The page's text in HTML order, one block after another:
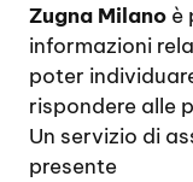
Zugna Milano è
informazioni
poter
rispondere alle
Un servizio di
presente